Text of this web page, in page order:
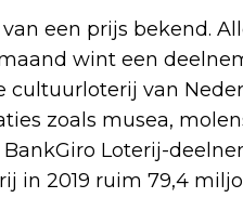
een prijs bekend.
wint een
cultuurloterij van
zoals musea,
Loterij-
in 2019 ruim 79,4